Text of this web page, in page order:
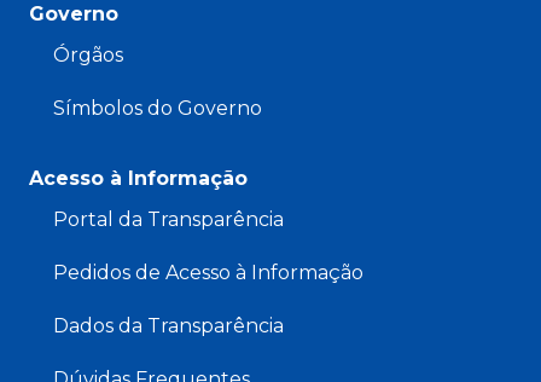
Governo
Órgãos
Símbolos do Governo
Acesso à Informação
Portal da Transparência
Pedidos de Acesso à Informação
Dados da Transparência